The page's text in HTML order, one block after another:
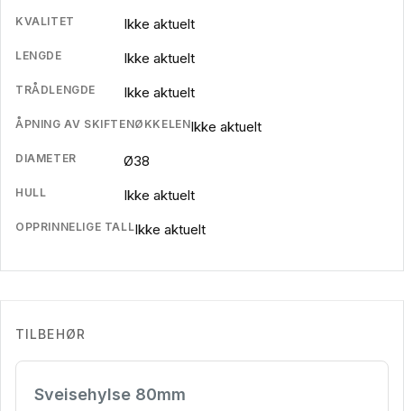
KVALITET Ikke aktuelt
LENGDE Ikke aktuelt
TRÅDLENGDE Ikke aktuelt
ÅPNING AV SKIFTENØKKELENIkke aktuelt
DIAMETER Ø38
HULL Ikke aktuelt
OPPRINNELIGE TALLIkke aktuelt
TILBEHØR
Sveisehylse 80mm